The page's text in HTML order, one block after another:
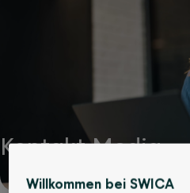
Kontakt Media
Willkommen bei SWICA